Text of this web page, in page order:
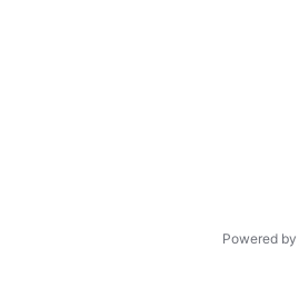
Powered by